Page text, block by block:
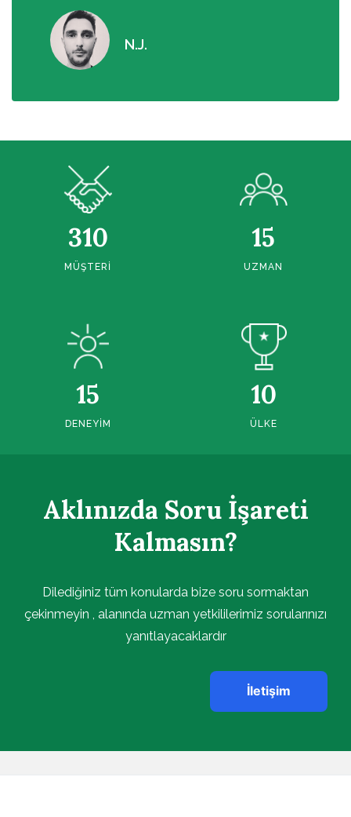
N.J.
310
MÜŞTERI
15
UZMAN
15
DENEYIM
10
ÜLKE
Aklınızda Soru İşareti
Kalmasın?
Dilediğiniz tüm konularda bize soru sormaktan
çekinmeyin , alanında uzman yetkililerimiz sorularınızı
yanıtlayacaklardır
İletişim